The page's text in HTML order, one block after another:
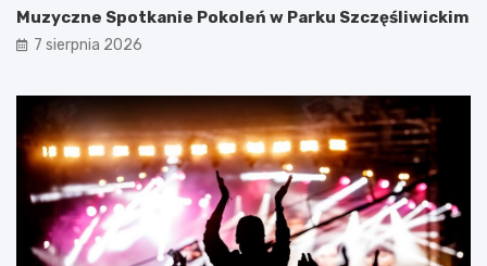
Muzyczne Spotkanie Pokoleń w Parku Szczęśliwickim
7 sierpnia 2026